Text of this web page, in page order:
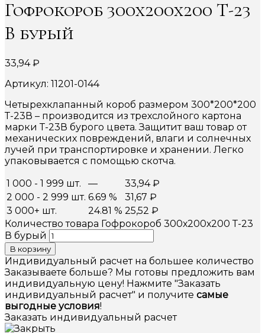
Гофрокороб 300х200х200 Т-23
В бурый
33,94₽
Артикул: 11201-0144
Четырехклапанный короб размером 300*200*200
Т-23В – производится из трехслойного картона
марки Т-23В бурого цвета. Защитит ваш товар от
механических повреждений, влаги и солнечных
лучей при транспортировке и хранении. Легко
упаковывается с помощью скотча.
1 000 - 1 999 шт.
— 33,94₽
2 000 - 2 999 шт. 6.69 % 31,67 ₽
3 000+ шт.
24.81 % 25,52 ₽
Количество товара Гофрокороб 300х200х200 Т-23
В бурый
В корзину
Индивидуальный расчет на большее количество
Заказываете больше? Мы готовы предложить вам
индивидуальную цену! Нажмите "Заказать
индивидуальный расчет" и получите самые
выгодные условия!
Заказать индивидуальный расчет